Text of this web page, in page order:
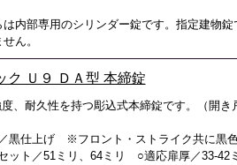
内部専用のシリンダー錠です。指定建物錠
ん。
ク Ｕ９ ＤＡ型 本締錠
、耐久性を持つ彫込式本締錠です。（開き
黒仕上げ ※フロント・ストライク共に黒
ット／51ミリ、64ミリ ○適応扉厚／33-42